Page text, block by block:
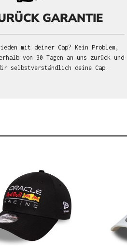
GARANTIE
mit deiner Cap? Kein Problem,
von 30 Tagen an uns zurück und
selbstverständlich deine Cap.